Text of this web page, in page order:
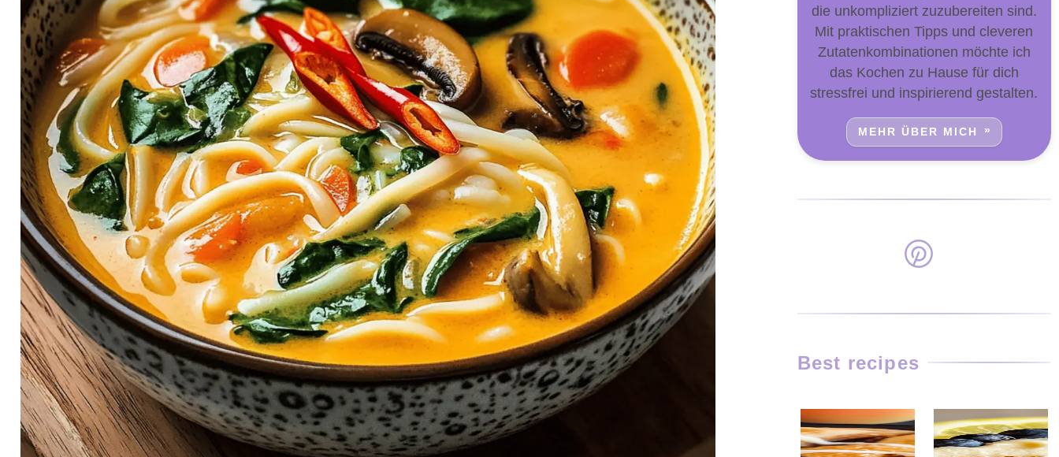
die unkompliziert zuzubereiten sind.
Mit praktischen Tipps und cleveren
Zutatenkombinationen möchte ich
das Kochen zu Hause für dich
stressfrei und inspirierend gestalten.
MEHR ÜBER MICH
Best recipes